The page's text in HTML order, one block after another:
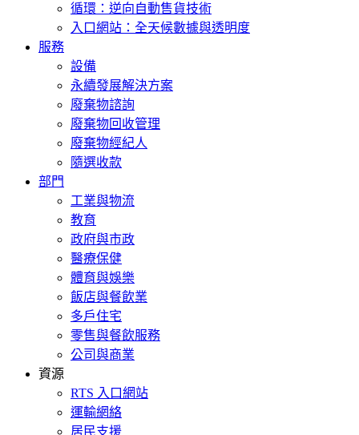
循環：逆向自動售貨技術
入口網站：全天候數據與透明度
服務
設備
永續發展解決方案
廢棄物諮詢
廢棄物回收管理
廢棄物經紀人
隨選收款
部門
工業與物流
教育
政府與市政
醫療保健
體育與娛樂
飯店與餐飲業
多戶住宅
零售與餐飲服務
公司與商業
資源
RTS 入口網站
運輸網絡
居民支援